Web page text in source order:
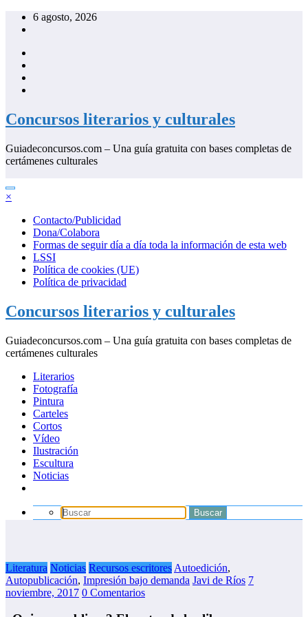
Saltar
6 agosto, 2026
Concursos literarios y culturales
Guiadeconcursos.com – Una guía gratuita con bases completas de
certámenes culturales
×
Contacto/Publicidad
Dona/Colabora
Formas de seguir día a día toda la información de esta web
LSSI
Política de cookies (UE)
Política de privacidad
Concursos literarios y culturales
Guiadeconcursos.com – Una guía gratuita con bases completas de
certámenes culturales
Literarios
Fotografía
Pintura
Carteles
Cortos
Vídeo
Ilustración
Escultura
Noticias
Literatura Noticias Recursos escritores Autoedición,
Autopublicación, Impresión bajo demanda Javi de Ríos 7
noviembre, 2017 0 Comentarios